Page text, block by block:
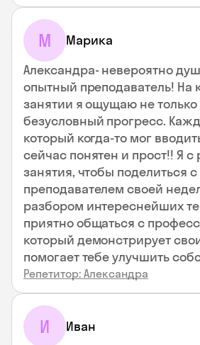
М Марика
Александра- невероятно
опытный преподаватель! На
занятии я ощущаю не
безусловный прогресс.
который когда-то мог
сейчас понятен и прост!! Я
занятия, чтобы поделиться с
преподавателем своей
разбором интереснейших
приятно общаться с
который демонстрирует
помогает тебе улучшить
Репетитор: Александра
И Иван